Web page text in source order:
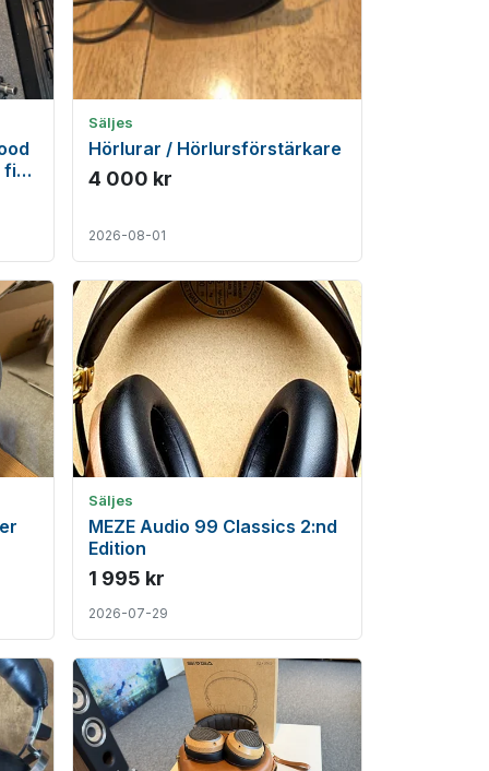
fint
Säljes
Hörlurar / Hörlursförstärkare
4 000 kr
2026-08-01
Säljes
MEZE Audio 99 Classics 2:nd
Edition
1 995 kr
2026-07-29